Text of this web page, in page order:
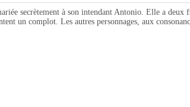
secrètement à son intendant Antonio. Elle a
un complot. Les autres personnages, aux